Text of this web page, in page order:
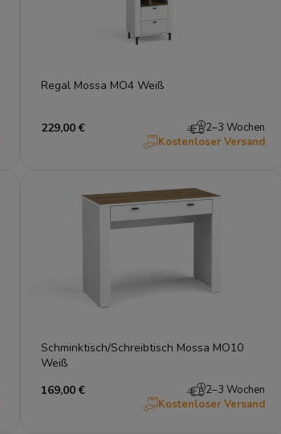
Regal Mossa MO4 Weiß
229,00 €
2–3 Wochen
Kostenloser Versand
Schminktisch/Schreibtisch Mossa MO10
Weiß
169,00 €
2–3 Wochen
Kostenloser Versand